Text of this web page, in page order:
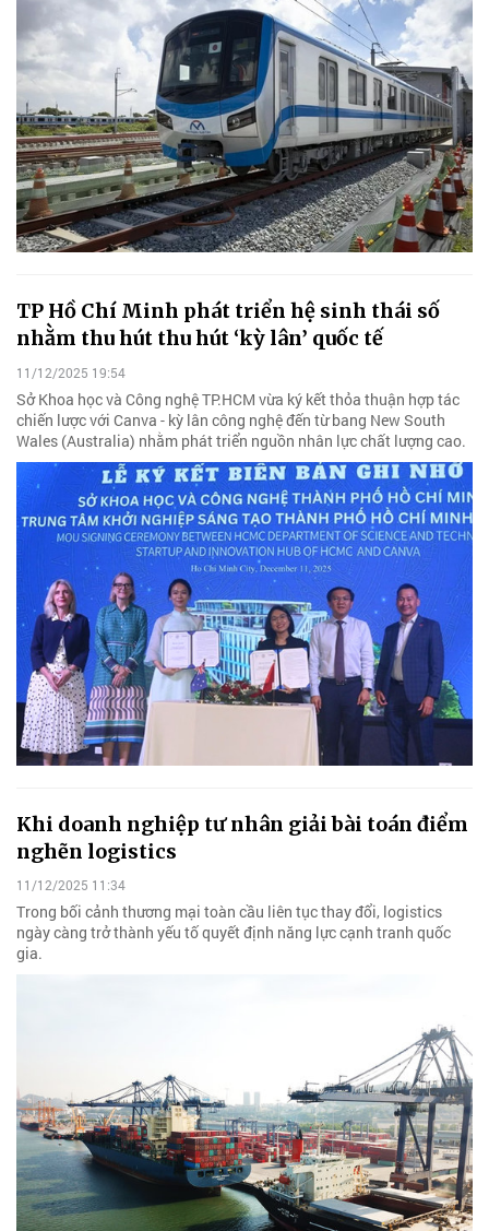
TP Hồ Chí Minh phát triển hệ sinh thái số
nhằm thu hút thu hút ‘kỳ lân’ quốc tế
11/12/2025 19:54
Sở Khoa học và Công nghệ TP.HCM vừa ký kết thỏa thuận hợp tác
chiến lược với Canva - kỳ lân công nghệ đến từ bang New South
Wales (Australia) nhằm phát triển nguồn nhân lực chất lượng cao.
Khi doanh nghiệp tư nhân giải bài toán điểm
nghẽn logistics
11/12/2025 11:34
Trong bối cảnh thương mại toàn cầu liên tục thay đổi, logistics
ngày càng trở thành yếu tố quyết định năng lực cạnh tranh quốc
gia.